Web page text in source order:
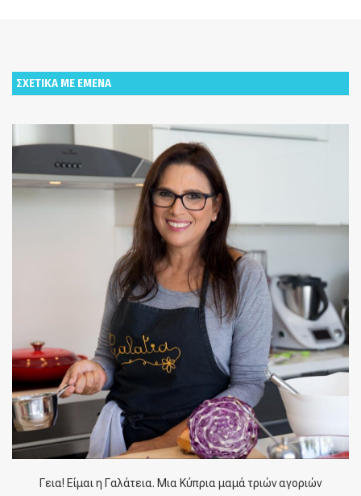
ΣΧΕΤΙΚΑ ΜΕ ΕΜΕΝΑ
Γεια! Είμαι η Γαλάτεια. Μια Κύπρια μαμά τριών αγοριών